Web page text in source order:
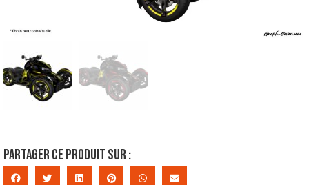
Partager ce produit sur :